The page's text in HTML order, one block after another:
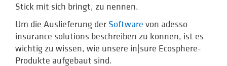
Stick mit sich bringt, zu nennen.
Um die Auslieferung der Software von adesso
insurance solutions beschreiben zu können, ist es
wichtig zu wissen, wie unsere in|sure Ecosphere-
Produkte aufgebaut sind.